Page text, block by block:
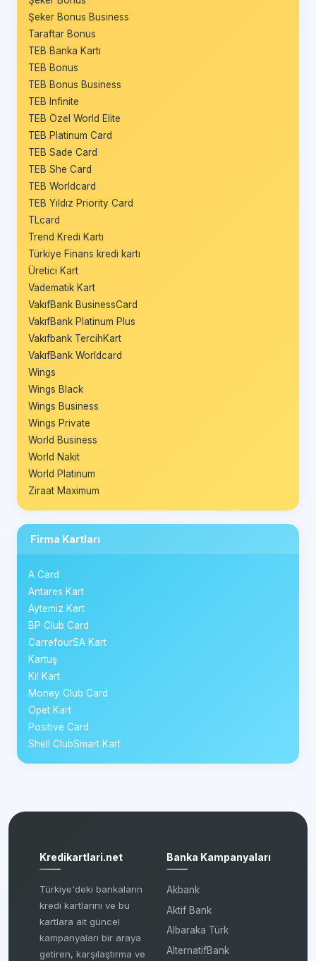
Şeker Bonus Business
Taraftar Bonus
TEB Banka Kartı
TEB Bonus
TEB Bonus Business
TEB Infinite
TEB Özel World Elite
TEB Platinum Card
TEB Sade Card
TEB She Card
TEB Worldcard
TEB Yıldız Priority Card
TLcard
Trend Kredi Kartı
Türkiye Finans kredi kartı
Üretici Kart
Vadematik Kart
VakıfBank BusinessCard
VakıfBank Platinum Plus
Vakıfbank TercihKart
VakıfBank Worldcard
Wings
Wings Black
Wings Business
Wings Private
World Business
World Nakit
World Platinum
Ziraat Maximum
Firma Kartları
A Card
Antares Kart
Aytemiz Kart
BP Club Card
CarrefourSA Kart
Kartuş
Ki! Kart
Money Club Card
Opet Kart
Positive Card
Shell ClubSmart Kart
Kredikartlari.net
Türkiye'deki bankaların
kredi kartlarını ve bu
kartlara ait güncel
kampanyaları bir araya
getiren, karşılaştırma ve
Banka Kampanyaları
Akbank
Aktif Bank
Albaraka Türk
AlternatifBank